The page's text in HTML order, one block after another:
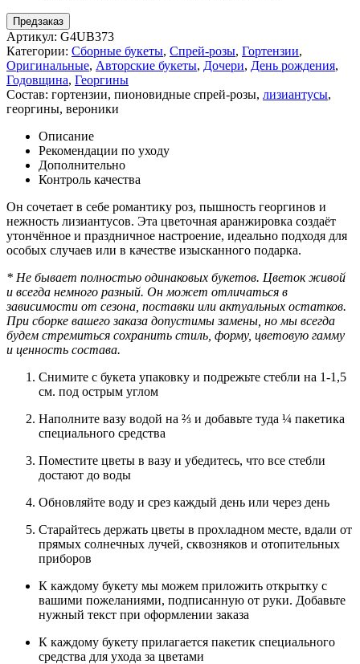
Предзаказ
Артикул: G4UB373
Категории: Сборные букеты, Спрей-розы, Гортензии,
Оригинальные, Авторские букеты, Дочери, День рождения,
Годовщина, Георгины
Состав: гортензии, пионовидные спрей-розы, лизиантусы,
георгины, вероники
Описание
Рекомендации по уходу
Дополнительно
Контроль качества
Он сочетает в себе романтику роз, пышность георгинов и
нежность лизиантусов. Эта цветочная аранжировка создаёт
утончённое и праздничное настроение, идеально подходя для
особых случаев или в качестве изысканного подарка.
* Не бывает полностью одинаковых букетов. Цветок живой
и всегда немного разный. Он может отличаться в
зависимости от сезона, поставки или актуальных остатков.
При сборке вашего заказа допустимы замены, но мы всегда
будем стремиться сохранить стиль, форму, цветовую гамму
и ценность состава.
Снимите с букета упаковку и подрежьте стебли на 1-1,5
см. под острым углом
Наполните вазу водой на ⅔ и добавьте туда ¼ пакетика
специального средства
Поместите цветы в вазу и убедитесь, что все стебли
достают до воды
Обновляйте воду и срез каждый день или через день
Старайтесь держать цветы в прохладном месте, вдали от
прямых солнечных лучей, сквозняков и отопительных
приборов
К каждому букету мы можем приложить открытку с
вашими пожеланиями, подписанную от руки. Добавьте
нужный текст при оформлении заказа
К каждому букету прилагается пакетик специального
средства для ухода за цветами